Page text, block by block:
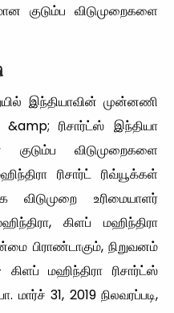
குடும்ப விடுமுறைகளை
இந்தியாவின் முன்னணி
ரிசார்ட்ஸ் இந்தியா
விடுமுறைகளை
ரிசார்ட் ரிவ்யூக்கள்
விடுமுறை உரிமையாளர்
கிளப் மஹிந்திரா
பிராண்டாகும், நிறுவனம்
மஹிந்திரா ரிசார்ட்ஸ்
31, 2019 நிலவரப்படி,